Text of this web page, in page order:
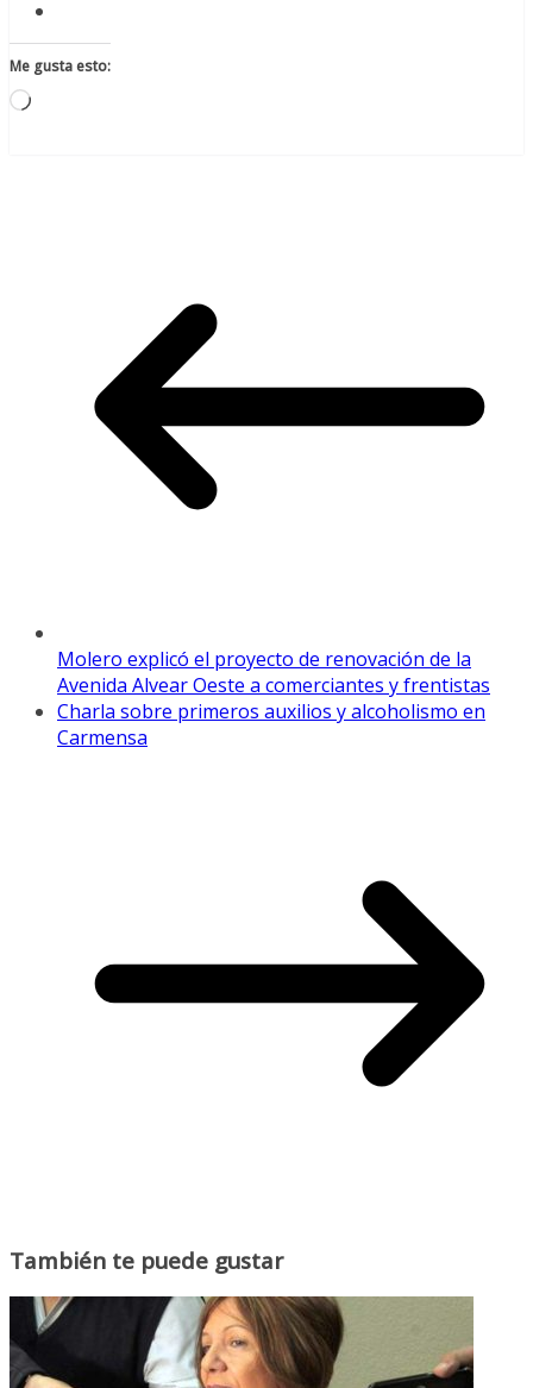
Me gusta esto:
Cargando...
Molero explicó el proyecto de renovación de la
Avenida Alvear Oeste a comerciantes y frentistas
Charla sobre primeros auxilios y alcoholismo en
Carmensa
También te puede gustar